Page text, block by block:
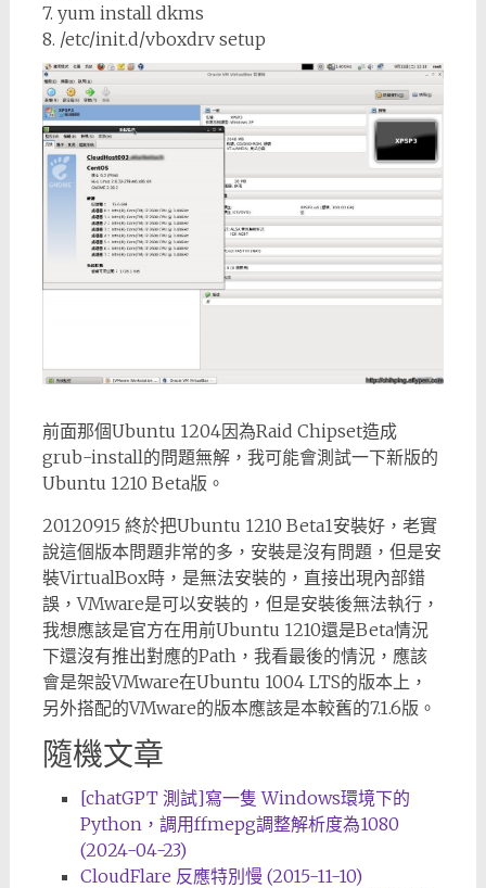
7. yum install dkms
8. /etc/init.d/vboxdrv setup
前面那個Ubuntu 1204因為Raid Chipset造成
grub-install的問題無解，我可能會測試一下新版的
Ubuntu 1210 Beta版。
20120915 終於把Ubuntu 1210 Beta1安裝好，老實
說這個版本問題非常的多，安裝是沒有問題，但是安
裝VirtualBox時，是無法安裝的，直接出現內部錯
誤，VMware是可以安裝的，但是安裝後無法執行，
我想應該是官方在用前Ubuntu 1210還是Beta情況
下還沒有推出對應的Path，我看最後的情況，應該
會是架設VMware在Ubuntu 1004 LTS的版本上，
另外搭配的VMware的版本應該是本較舊的7.1.6版。
隨機文章
[chatGPT 測試]寫一隻 Windows環境下的
Python，調用ffmepg調整解析度為1080
(2024-04-23)
CloudFlare 反應特別慢 (2015-11-10)